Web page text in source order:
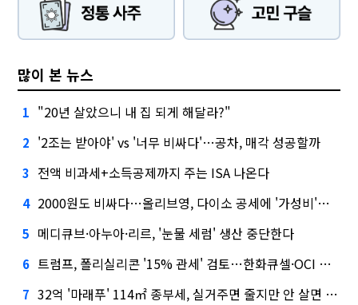
많이 본 뉴스
1 "20년 살았으니 내 집 되게 해달라?"
2 '2조는 받아야' vs '너무 비싸다'…공차, 매각 성공할까
3 전액 비과세+소득공제까지 주는 ISA 나온다
4 2000원도 비싸다…올리브영, 다이소 공세에 '가성비'로 맞불
5 메디큐브·아누아·리르, '눈물 세럼' 생산 중단한다
6 트럼프, 폴리실리콘 '15% 관세' 검토…한화큐셀·OCI 영향은?
7 32억 '마래푸' 114㎡ 종부세, 실거주면 줄지만 안 살면 2.5배